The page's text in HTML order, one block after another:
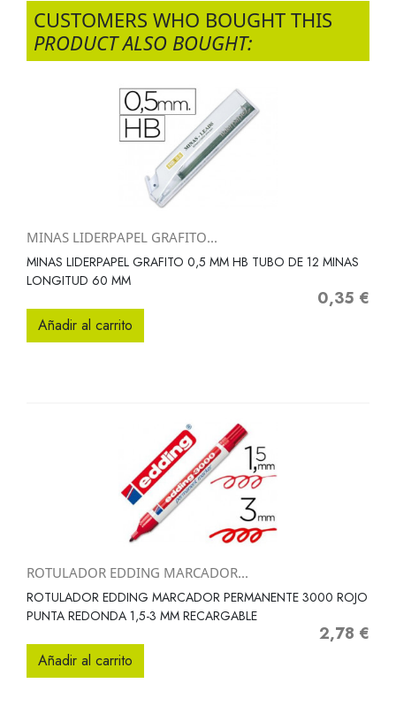
CUSTOMERS WHO BOUGHT THIS
PRODUCT ALSO BOUGHT:
MINAS LIDERPAPEL GRAFITO...
MINAS LIDERPAPEL GRAFITO 0,5 MM HB TUBO DE 12 MINAS
LONGITUD 60 MM
Precio
0,35 €
Añadir al carrito
ROTULADOR EDDING MARCADOR...
ROTULADOR EDDING MARCADOR PERMANENTE 3000 ROJO
PUNTA REDONDA 1,5-3 MM RECARGABLE
Precio
2,78 €
Añadir al carrito